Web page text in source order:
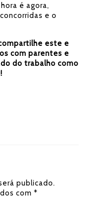
é agora,
e o
este e
com parentes e
do trabalho como
publicado.
com *